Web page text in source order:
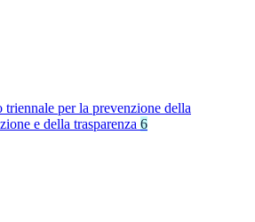
triennale per la prevenzione della
e della trasparenza 6